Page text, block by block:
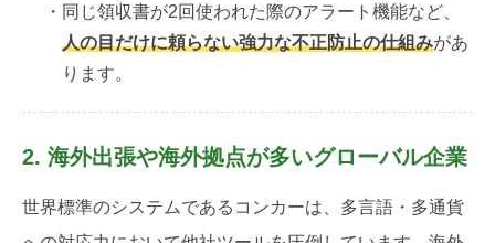
・同じ領収書が2回使われた際のアラート機能など、
人の目だけに頼らない強力な不正防止の仕組みがあ
ります。
2. 海外出張や海外拠点が多いグローバル企業
世界標準のシステムであるコンカーは、多言語・多通貨